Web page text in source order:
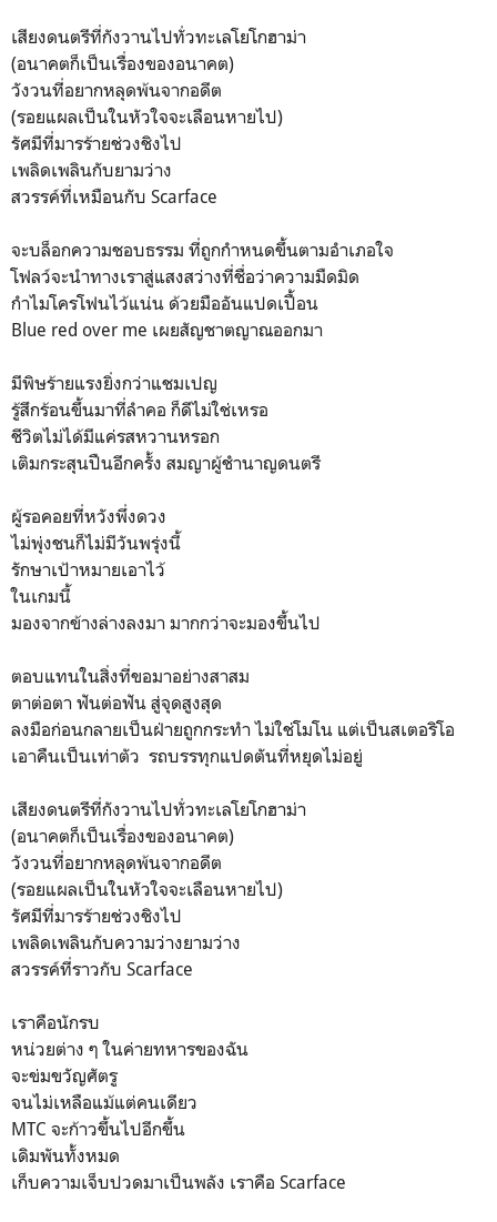
เสียงดนตรีที่กังวานไปทั่วทะเลโยโกฮาม่า
(อนาคตก็เป็นเรื่องของอนาคต)
วังวนที่อยากหลุดพ้นจากอดีต
(รอยแผลเป็นในหัวใจจะเลือนหายไป)
รัศมีที่มารร้ายช่วงชิงไป
เพลิดเพลินกับยามว่าง
สวรรค์ที่เหมือนกับ Scarface
จะบล็อกความชอบธรรม ที่ถูกกำหนดขึ้นตามอำเภอใจ
โฟลว์จะนำทางเราสู่แสงสว่างที่ชื่อว่าความมืดมิด
กำไมโครโฟนไว้แน่น ด้วยมืออันแปดเปื้อน
Blue red over me เผยสัญชาตญาณออกมา
มีพิษร้ายแรงยิ่งกว่าแชมเปญ
รู้สึกร้อนขึ้นมาที่ลำคอ ก็ดีไม่ใช่เหรอ
ชีวิตไม่ได้มีแค่รสหวานหรอก
เติมกระสุนปืนอีกครั้ง สมญาผู้ชำนาญดนตรี
ผู้รอคอยที่หวังพึ่งดวง
ไม่พุ่งชนก็ไม่มีวันพรุ่งนี้
รักษาเป้าหมายเอาไว้
ในเกมนี้
มองจากข้างล่างลงมา มากกว่าจะมองขึ้นไป
ตอบแทนในสิ่งที่ขอมาอย่างสาสม
ตาต่อตา ฟันต่อฟัน สู่จุดสูงสุด
ลงมือก่อนกลายเป็นฝ่ายถูกกระทำ ไม่ใช่โมโน แต่เป็นสเตอริโอ
เอาคืนเป็นเท่าตัว รถบรรทุกแปดตันที่หยุดไม่อยู่
เสียงดนตรีที่กังวานไปทั่วทะเลโยโกฮาม่า
(อนาคตก็เป็นเรื่องของอนาคต)
วังวนที่อยากหลุดพ้นจากอดีต
(รอยแผลเป็นในหัวใจจะเลือนหายไป)
รัศมีที่มารร้ายช่วงชิงไป
เพลิดเพลินกับความว่างยามว่าง
สวรรค์ที่ราวกับ Scarface
เราคือนักรบ
หน่วยต่าง ๆ ในค่ายทหารของฉัน
จะข่มขวัญศัตรู
จนไม่เหลือแม้แต่คนเดียว
MTC จะก้าวขึ้นไปอีกขึ้น
เดิมพันทั้งหมด
เก็บความเจ็บปวดมาเป็นพลัง เราคือ Scarface